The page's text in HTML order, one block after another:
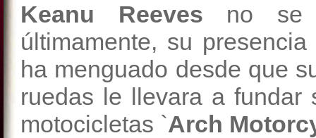
Keanu Reeves no se
últimamente, su
ha menguado desde que
ruedas le llevara a fundar
motocicletas `Arch